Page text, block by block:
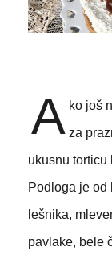
A ko još
za
ukusnu torticu
Podloga je od
lešnika,
pavlake, bele